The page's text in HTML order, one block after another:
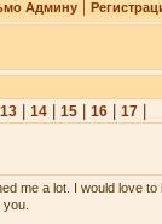
Админу|
13| 14| 15| 16| 17|
me a lot. I would love